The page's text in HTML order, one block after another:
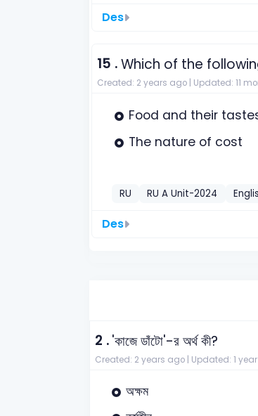
Des
15 .Which of the
Created: 2 years ago | Updated: 11
Food and their
The nature of cost
RU RU A Unit-2024
Des
2 .'কাজে ডাঁটো'-র অর্থ কী?
Created: 2 years ago | Updated: 1
অক্ষম